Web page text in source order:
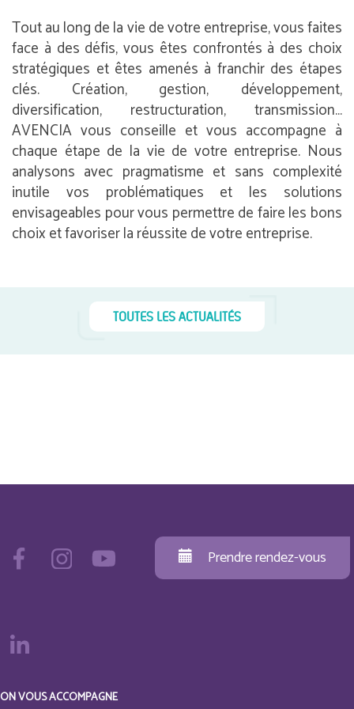
Tout au long de la vie de votre entreprise, vous faites
face à des défis, vous êtes confrontés à des choix
stratégiques et êtes amenés à franchir des étapes
clés. Création, gestion, développement,
diversification, restructuration, transmission…
AVENCIA vous conseille et vous accompagne à
chaque étape de la vie de votre entreprise. Nous
analysons avec pragmatisme et sans complexité
inutile vos problématiques et les solutions
envisageables pour vous permettre de faire les bons
choix et favoriser la réussite de votre entreprise.
TOUTES LES ACTUALITÉS
Prendre rendez-vous
ON VOUS ACCOMPAGNE